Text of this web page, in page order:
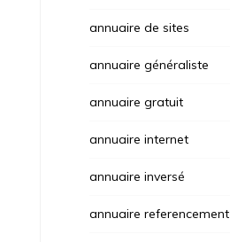
annuaire de sites
annuaire généraliste
annuaire gratuit
annuaire internet
annuaire inversé
annuaire referencement